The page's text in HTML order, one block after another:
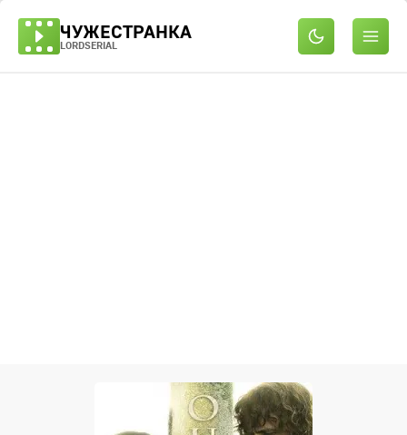
ЧУЖЕСТРАНКА
LORDSERIAL